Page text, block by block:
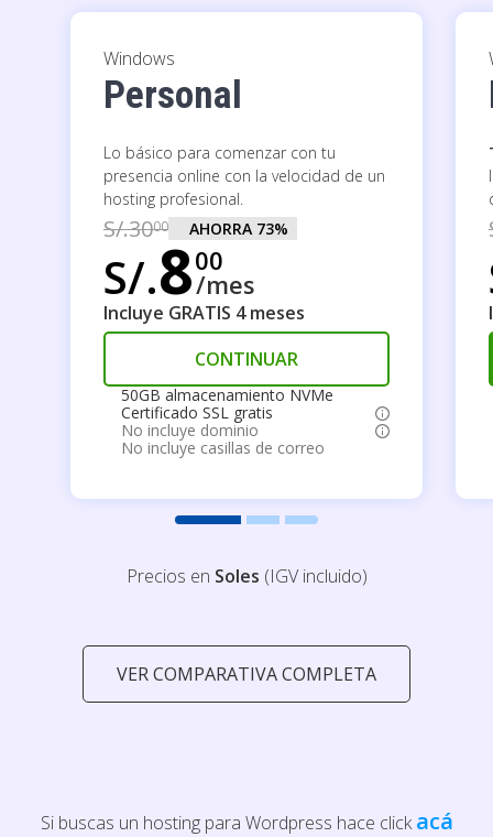
Windows
Personal
Lo básico para comenzar con tu
presencia online con la velocidad de un
hosting profesional.
S/.3000 AHORRA 73%
S/.800
/mes
Incluye GRATIS 4 meses
CONTINUAR
50GB almacenamiento NVMe
Certificado SSL gratis
No incluye dominio
No incluye casillas de correo
Precios en Soles (IGV incluido)
VER COMPARATIVA COMPLETA
Si buscas un hosting para Wordpress hace clickacá